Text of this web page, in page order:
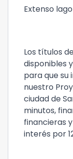
Extenso
Los títulos
disponibles
para que su
nuestro
ciudad de
minutos,
financieras
interés por